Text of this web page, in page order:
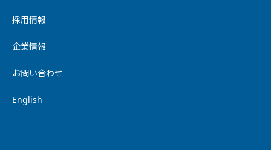
採用情報
企業情報
お問い合わせ
English